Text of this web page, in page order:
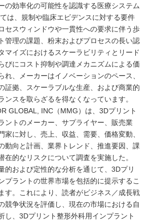
の効率化の可能性を認識する医療システム
は、規制や臨床エビデンスに対する要件
セスウィンドウや一貫性への要求に伴う歩
管理の課題、粉末およびプロセスの長い認
マイズにおけるスケーラビリティとリード
びにコスト抑制や調達メカニズムによる価
れ、メーカーはイノベーションのペース、
証拠、スケーラブルな生産、および商業的
ンスを取らざるを得なくなっています。
GLOBAL, INC（MMG）は、3Dプリント
ントのメーカー、サプライヤー、販売業
家に対し、売上、収益、需要、価格変動、
動向と計画、業界トレンド、推進要因、課
在的なリスクについて調査を実施した。
的および定性的な分析を通じて、3Dプリ
プラントの世界市場を包括的に提示するこ
す。これにより、読者がビジネス／成長戦
競争状況を評価し、現在の市場における自
し、3Dプリント整形外科用インプラント